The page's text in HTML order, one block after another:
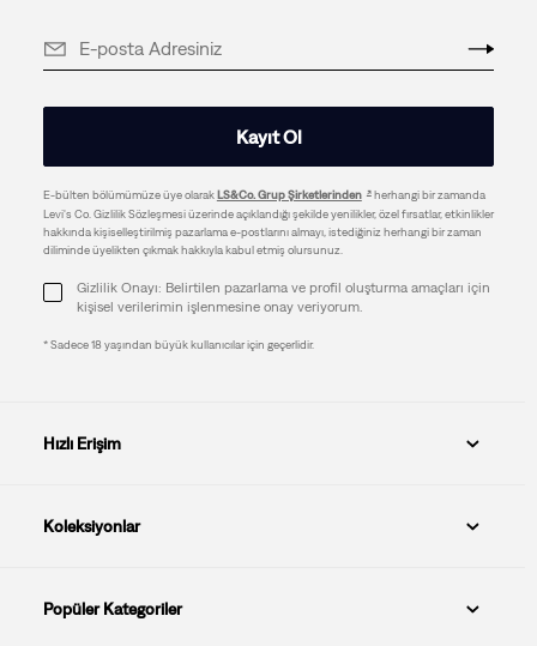
Kayıt Ol
E-bülten bölümümüze üye olarakLS&Co. Grup Şirketlerinden
herhangi bir zamanda
Levi's Co. Gizlilik Sözleşmesi üzerinde açıklandığı şekilde yenilikler, özel fırsatlar, etkinlikler
hakkında kişiselleştirilmiş pazarlama e-postlarını almayı, istediğiniz herhangi bir zaman
diliminde üyelikten çıkmak hakkıyla kabul etmiş olursunuz.
Gizlilik Onayı: Belirtilen pazarlama ve profil oluşturma amaçları için
kişisel verilerimin işlenmesine onay veriyorum.
* Sadece 18 yaşından büyük kullanıcılar için geçerlidir.
Hızlı Erişim
Koleksiyonlar
Popüler Kategoriler